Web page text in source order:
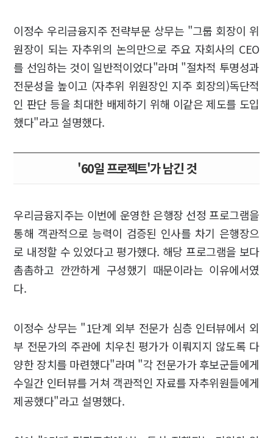
이정수 우리금융지주 전략부문 상무는 "그룹 회장이 위
원장이 되는 자추위의 논의만으로 주요 자회사의 CEO
를 선임하는 것이 일반적이었다"라며 "절차적 투명성과
전문성을 높이고 (자추위 위원장인 지주 회장의)독단적
인 판단 등을 최대한 배제하기 위해 이같은 제도를 도입
했다"라고 설명했다.
'60일 프로젝트'가 남긴 것
우리금융지주는 이번에 운영한 은행장 선정 프로그램을
통해 객관적으로 능력이 검증된 인사를 차기 은행장으
로 내정할 수 있었다고 평가했다. 해당 프로그램을 보다
촘촘하고 깐깐하게 구성했기 때문이라는 이유에서였
다.
이정수 상무는 "1단계 외부 전문가 심층 인터뷰에서 외
부 전문가의 주관에 치우친 평가가 이뤄지지 않도록 다
양한 장치를 마련했다"라며 "각 전문가가 후보군들에게
수일간 인터뷰를 거쳐 객관적인 자료를 자추위원들에게
제공했다"라고 설명했다.